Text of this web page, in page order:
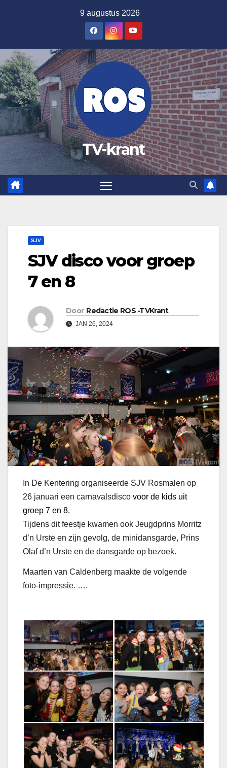
inhoud
9 augustus 2026
TV-krant
SJV
SJV disco voor groep
7 en 8
Door Redactie ROS -TVKrant
JAN 26, 2024
In De Kentering organiseerde SJV Rosmalen op
26 januari een carnavalsdisco voor de kids uit
groep 7 en 8.
Tijdens dit feestje kwamen ook Jeugdprins Morritz
d’n Urste en zijn gevolg, de minidansgarde, Prins
Olaf d’n Urste en de dansgarde op bezoek.
Maarten van Caldenberg maakte de volgende
foto-impressie. ….